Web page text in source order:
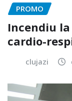
PROMO
Incendiu
cardio-
clujazi